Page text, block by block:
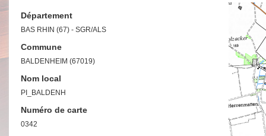
Département
BAS RHIN (67) - SGR/ALS
Commune
BALDENHEIM (67019)
Nom local
PI_BALDENH
Numéro de carte
0342